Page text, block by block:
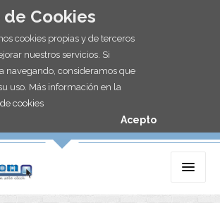
de Cookies
cookies propias y de terceros
nuestros servicios. Si
navegando, consideramos que
uso. Más información en la
cookies
Acepto